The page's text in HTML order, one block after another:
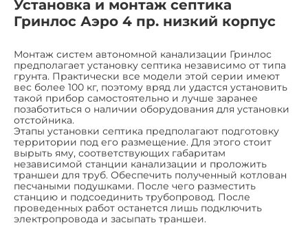
Установка и монтаж септика
Гринлос Аэро 4 пр. низкий корпус
Монтаж систем автономной канализации Гринлос
предполагает установку септика независимо от типа
грунта. Практически все модели этой серии имеют
вес более 100 кг, поэтому вряд ли удастся установить
такой прибор самостоятельно и лучше заранее
позаботиться о наличии оборудования для установки
отстойника.
Этапы установки септика предполагают подготовку
территории под его размещение. Для этого стоит
вырыть яму, соответствующих габаритам
независимой станции канализации и проложить
траншеи для труб. Обеспечить полученный котлован
песчаными подушками. После чего разместить
станцию и подсоединить трубопровод. После
проведенных работ останется лишь подключить
электропровода и засыпать траншеи.